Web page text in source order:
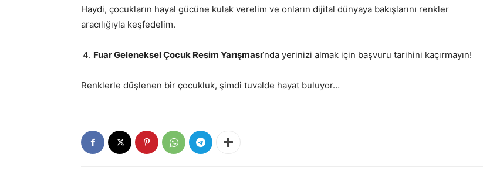
Haydi, çocukların hayal gücüne kulak verelim ve onların dijital dünyaya bakışlarını renkler
aracılığıyla keşfedelim.
Fuar Geleneksel Çocuk Resim Yarışması’nda yerinizi almak için başvuru tarihini kaçırmayın!
Renklerle düşlenen bir çocukluk, şimdi tuvalde hayat buluyor…